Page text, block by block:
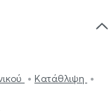
Κατάθλιψη